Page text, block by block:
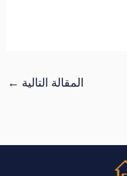
المقالة التالية ←